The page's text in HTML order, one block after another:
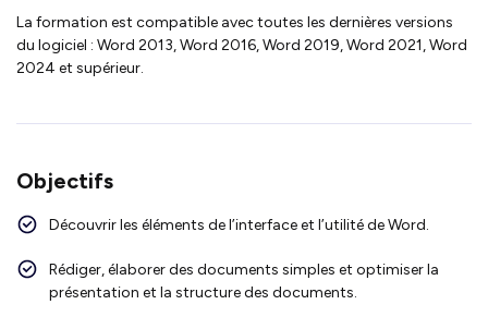
La formation est compatible avec toutes les dernières versions
du logiciel : Word 2013, Word 2016, Word 2019, Word 2021, Word
2024 et supérieur.
Objectifs
Découvrir les éléments de l’interface et l’utilité de Word.
Rédiger, élaborer des documents simples et optimiser la
présentation et la structure des documents.